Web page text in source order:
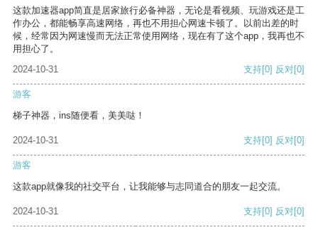
这款加速器app简直是居家旅行必备神器，无论是看视频、玩游戏还是工
作办公，都能畅享高速网络，再也不用担心网速卡顿了。以前出差的时
候，经常因为网速慢而无法正常使用网络，现在有了这个app，我再也不
用担心了。
2024-10-31
支持[0] 反对[0]
游客
梯子神器，ins随便看，美美哒！
2024-10-31 支持[0] 反对[0]
游客
这款app就像我的社交平台，让我能够与志同道合的朋友一起交流。
2024-10-31 支持[0] 反对[0]